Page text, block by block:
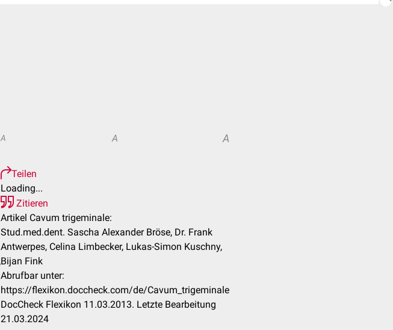
A A A
Teilen
Loading...
Zitieren
Artikel Cavum trigeminale:
Stud.med.dent. Sascha Alexander Bröse, Dr. Frank
Antwerpes, Celina Limbecker, Lukas-Simon Kuschny,
Bijan Fink
Abrufbar unter:
https://flexikon.doccheck.com/de/Cavum_trigeminale
DocCheck Flexikon 11.03.2013. Letzte Bearbeitung
21.03.2024